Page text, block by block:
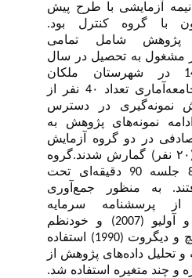
آزمایشی با طرح پیش
با گروه کنترل بود.
پژوهش شامل تمامی
مشغول به تحصیل در سال
1401-1402 در شهرستان ملکان
باشد. از میان جامعه‌آماری تعداد 4۰ نفر از
نمونه‌گیری در دسترس
نمونه‌های پژوهش به
در دو گروه آزمایش
(۲۰ نفر)، و کنترل (۲۰ نفر) گمارش شدند.گروه
آزمایش به مدت 8 جلسه 90 دقیقه‌ای تحت
به منظور جمع‌آوری
پرسشنامه سرمایه
روانشناختی لوتانز و آولیو (2007) و خودنظم
جویی تحصیلی پینتریچ و دیگروت (1990) استفاده
تحلیل داده‌های پژوهش از
و چند متغیره استفاده شد.